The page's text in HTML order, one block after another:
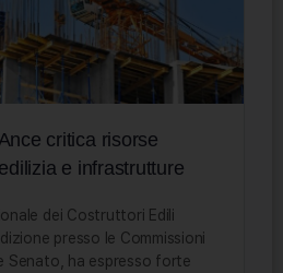
critica risorse
e infrastrutture
dei Costruttori Edili
presso le Commissioni
Senato, ha espresso forte